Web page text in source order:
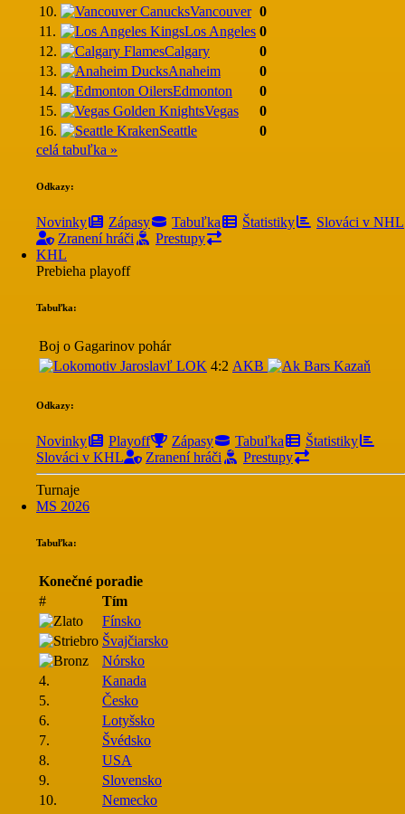
10.
Vancouver 0
11.
Los Angeles 0
12.
Calgary
0
13.
Anaheim
0
14.
Edmonton
0
15.
Vegas
0
16.
Seattle
0
celá tabuľka »
Odkazy:
Novinky Zápasy Tabuľka Štatistiky
Slováci v NHL
Zranení hráči
Prestupy
KHL
Prebieha playoff
Tabuľka:
Boj o Gagarinov pohár
LOK 4:2 AKB
Odkazy:
Novinky Playoff Zápasy Tabuľka
Štatistiky
Slováci v KHL
Zranení hráči Prestupy
Turnaje
MS 2026
Tabuľka:
Konečné poradie
#
Tím
Fínsko
Švajčiarsko
Nórsko
4.
Kanada
5.
Česko
6.
Lotyšsko
7.
Švédsko
8.
USA
9.
Slovensko
10.
Nemecko